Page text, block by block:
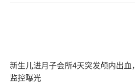
新生儿进月子会所4天突发颅内出血，
监控曝光